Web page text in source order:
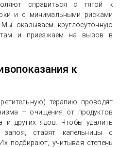
справиться с тягой к
и с минимальными рисками
Мы оказываем круглосуточную
и приезжаем на вызов в
к
терапию проводят
– очищения от продуктов
и других ядов. Чтобы удалить
ставят капельницы с
подбирают, учитывая степень